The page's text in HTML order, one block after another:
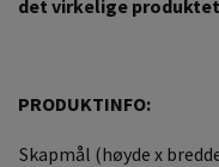
det virkelige
PRODUKTINFO:
Skapmål (høyde x